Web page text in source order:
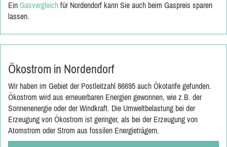
Ein Gasvergleich für Nordendorf kann Sie auch beim Gaspreis sparen
lassen.
Ökostrom in Nordendorf
Wir haben im Gebiet der Postleitzahl 86695 auch Ökotarife gefunden.
Ökostrom wird aus erneuerbaren Energien gewonnen, wie z.B. der
Sonnenenergie oder der Windkraft. Die Umweltbelastung bei der
Erzeugung von Ökostrom ist geringer, als bei der Erzeugung von
Atomstrom oder Strom aus fossilen Energieträgern.